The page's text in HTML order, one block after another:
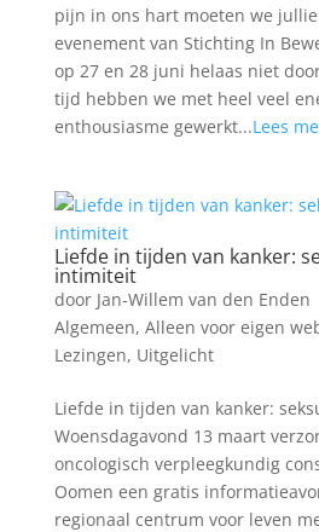
pijn in ons hart moeten we
evenement van Stichting In
op 27 en 28 juni helaas niet
tijd hebben we met heel veel
enthousiasme gewerkt...Lees
Liefde in tijden van kanker:
intimiteit
door Jan-Willem van den Enden
Algemeen, Alleen voor eigen
Lezingen, Uitgelicht
Liefde in tijden van kanker:
Woensdagavond 13 maart
oncologisch verpleegkundig
Oomen een gratis
regionaal centrum voor leven